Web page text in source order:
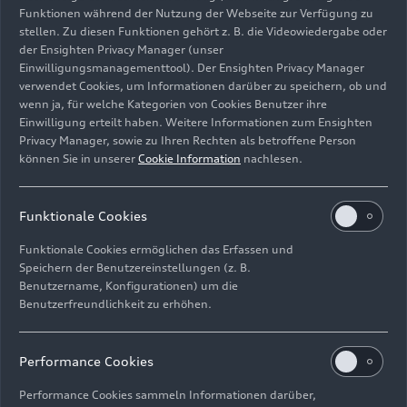
Fahraufnahme
Farbe: Tangorot
Bild-Nr: A1913040 · Copyright: AUDI AG
Rechte: Verwendung für Pressezwecke honorarfrei
ImpressumRechtliches
Hinweisgebersystem
Informationen zur BarrierefreiheitKontakt
Funktionen während der Nutzung der Webseite zur Verfügung zu
stellen. Zu diesen Funktionen gehört z. B. die Videowiedergabe oder
der Ensighten Privacy Manager (unser
Einwilligungsmanagementtool). Der Ensighten Privacy Manager
verwendet Cookies, um Informationen darüber zu speichern, ob und
wenn ja, für welche Kategorien von Cookies Benutzer ihre
Einwilligung erteilt haben. Weitere Informationen zum Ensighten
Privacy Manager, sowie zu Ihren Rechten als betroffene Person
können Sie in unserer Cookie Information nachlesen.
Funktionale Cookies
Funktionale Cookies ermöglichen das Erfassen und
Speichern der Benutzereinstellungen (z. B.
Benutzername, Konfigurationen) um die
Benutzerfreundlichkeit zu erhöhen.
Performance Cookies
Performance Cookies sammeln Informationen darüber,